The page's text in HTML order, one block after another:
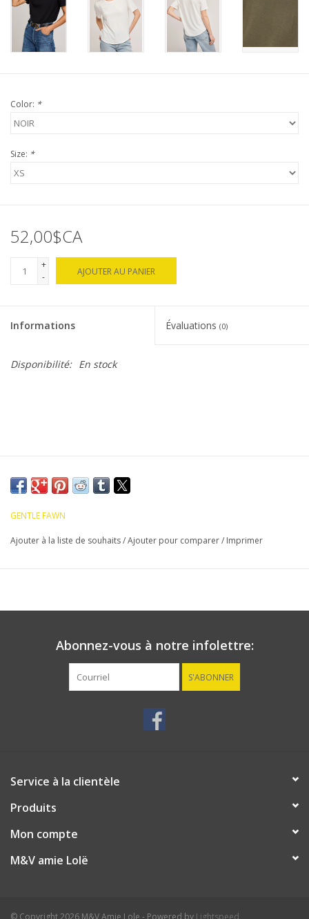
Color: *
Size: *
52,00$CA
+
-
AJOUTER AU PANIER
Informations Évaluations (0)
Disponibilité: En stock
GENTLE FAWN
Ajouter à la liste de souhaits/Ajouter pour comparer/ Imprimer
Abonnez-vous à notre infolettre:
S'ABONNER
Service à la clientèle
Produits
Mon compte
M&V amie Lolë